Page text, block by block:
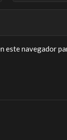
este navegador